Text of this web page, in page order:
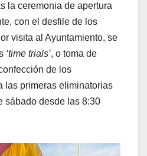
la ceremonia de apertura
con el desfile de los
visita al Ayuntamiento, se
‘time trials’, o toma de
de los
las primeras eliminatorias
sábado desde las 8:30